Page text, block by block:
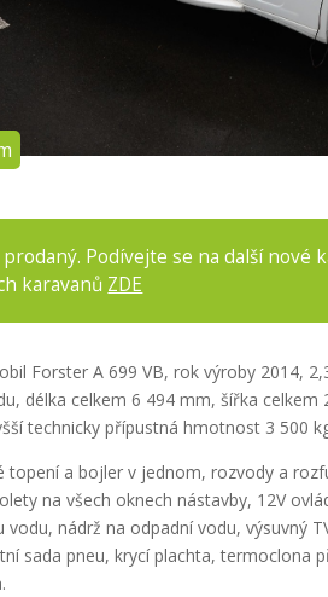
Podívejte se na další nové
karavanů ZDE
Forster A 699 VB, rok výroby 2014,
délka celkem 6 494 mm, šířka
technicky přípustná hmotnost 3 500
topení a bojler v jednom, rozvody a
na všech oknech nástavby, 12V
nádrž na odpadní vodu, výsuvný
sada pneu, krycí plachta, termoclona